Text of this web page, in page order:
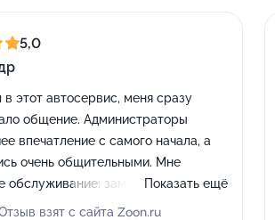
5,0
этот автосервис, меня сразу
общение. Администраторы
впечатление с самого начала, а
очень общительными. Мне
обслуживание: заменили масло в
фильтры, включая топливный, а
Показать ещё
взят с сайта Zoon.ru